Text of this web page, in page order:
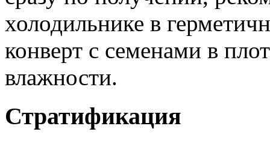
холодильнике в
конверт с семенами в
влажности.
Стратификация